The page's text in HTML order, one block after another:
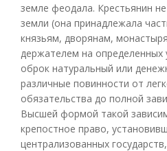
земле феодала. Крестьянин
земли (она принадлежала
князьям, дворянам,
держателем на определенных
оброк натуральный или
различные повинности от
обязательства до полной
Высшей формой такой
крепостное право,
централизованных